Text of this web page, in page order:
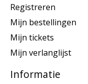
Registreren
Mijn bestellingen
Mijn tickets
Mijn verlanglijst
Informatie